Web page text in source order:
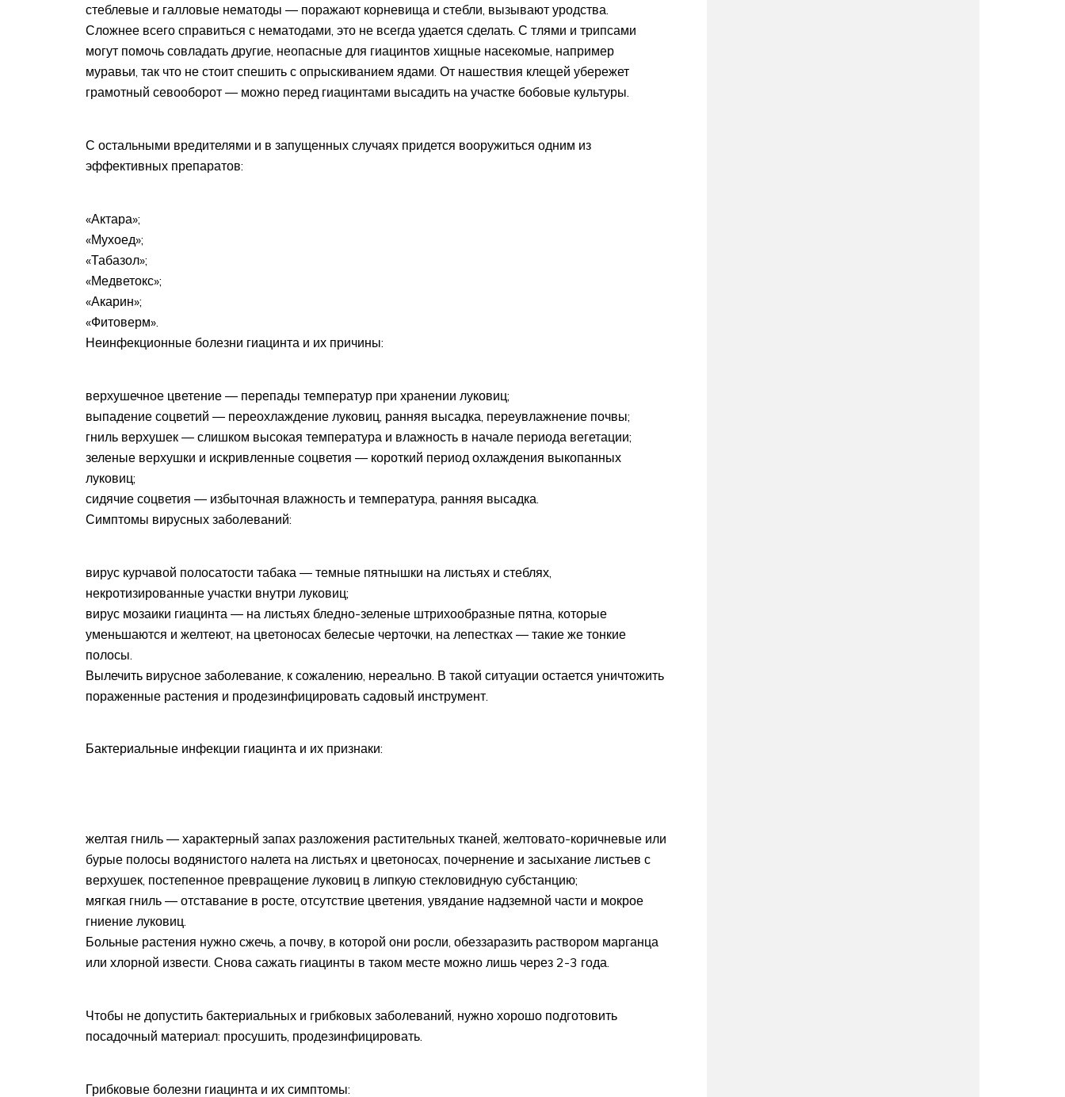
стеблевые и галловые нематоды ― поражают корневища и стебли, вызывают уродства.
Сложнее всего справиться с нематодами, это не всегда удается сделать. С тлями и трипсами
могут помочь совладать другие, неопасные для гиацинтов хищные насекомые, например
муравьи, так что не стоит спешить с опрыскиванием ядами. От нашествия клещей убережет
грамотный севооборот ― можно перед гиацинтами высадить на участке бобовые культуры.
С остальными вредителями и в запущенных случаях придется вооружиться одним из
эффективных препаратов:
«Актара»;
«Мухоед»;
«Табазол»;
«Медветокс»;
«Акарин»;
«Фитоверм».
Неинфекционные болезни гиацинта и их причины:
верхушечное цветение ― перепады температур при хранении луковиц;
выпадение соцветий ― переохлаждение луковиц, ранняя высадка, переувлажнение почвы;
гниль верхушек ― слишком высокая температура и влажность в начале периода вегетации;
зеленые верхушки и искривленные соцветия ― короткий период охлаждения выкопанных
луковиц;
сидячие соцветия ― избыточная влажность и температура, ранняя высадка.
Симптомы вирусных заболеваний:
вирус курчавой полосатости табака ― темные пятнышки на листьях и стеблях,
некротизированные участки внутри луковиц;
вирус мозаики гиацинта ― на листьях бледно-зеленые штрихообразные пятна, которые
уменьшаются и желтеют, на цветоносах белесые черточки, на лепестках ― такие же тонкие
полосы.
Вылечить вирусное заболевание, к сожалению, нереально. В такой ситуации остается уничтожить
пораженные растения и продезинфицировать садовый инструмент.
Бактериальные инфекции гиацинта и их признаки:
желтая гниль ― характерный запах разложения растительных тканей, желтовато-коричневые или
бурые полосы водянистого налета на листьях и цветоносах, почернение и засыхание листьев с
верхушек, постепенное превращение луковиц в липкую стекловидную субстанцию;
мягкая гниль ― отставание в росте, отсутствие цветения, увядание надземной части и мокрое
гниение луковиц.
Больные растения нужно сжечь, а почву, в которой они росли, обеззаразить раствором марганца
или хлорной извести. Снова сажать гиацинты в таком месте можно лишь через 2-3 года.
Чтобы не допустить бактериальных и грибковых заболеваний, нужно хорошо подготовить
посадочный материал: просушить, продезинфицировать.
Грибковые болезни гиацинта и их симптомы: